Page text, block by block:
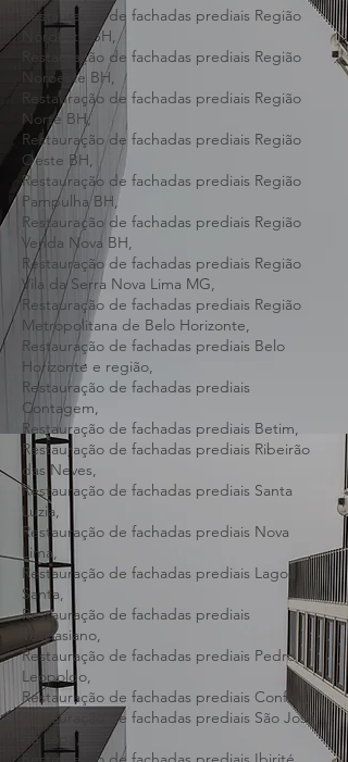
Centro-Sul BH,
Restauração de fachadas prediais Região
Leste BH,
Restauração de fachadas prediais Região
Nordeste BH,
Restauração de fachadas prediais Região
Noroeste BH,
Restauração de fachadas prediais Região
Norte BH,
Restauração de fachadas prediais Região
Oeste BH,
Restauração de fachadas prediais Região
Pampulha BH,
Restauração de fachadas prediais Região
Venda Nova BH,
Restauração de fachadas prediais Região
Vila da Serra Nova Lima MG,
Restauração de fachadas prediais Região
Metropolitana de Belo Horizonte,
Restauração de fachadas prediais Belo
Horizonte e região,
Restauração de fachadas prediais
Contagem,
Restauração de fachadas prediais Betim,
Restauração de fachadas prediais Ribeirão
das Neves,
Restauração de fachadas prediais Santa
Luzia,
Restauração de fachadas prediais Nova
Lima,
Restauração de fachadas prediais Lagoa
Santa,
Restauração de fachadas prediais
Vespasiano,
Restauração de fachadas prediais Pedro
Leopoldo,
Restauração de fachadas prediais Confins,